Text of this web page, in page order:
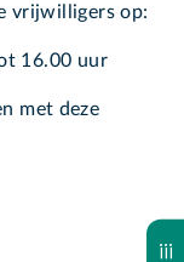
vrijwilligers op:
16.00 uur
met deze